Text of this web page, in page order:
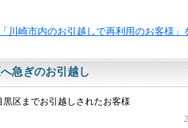
「川崎市内のお引越しで再利用のお客様」
急ぎのお引越し
区までお引越しされたお客様